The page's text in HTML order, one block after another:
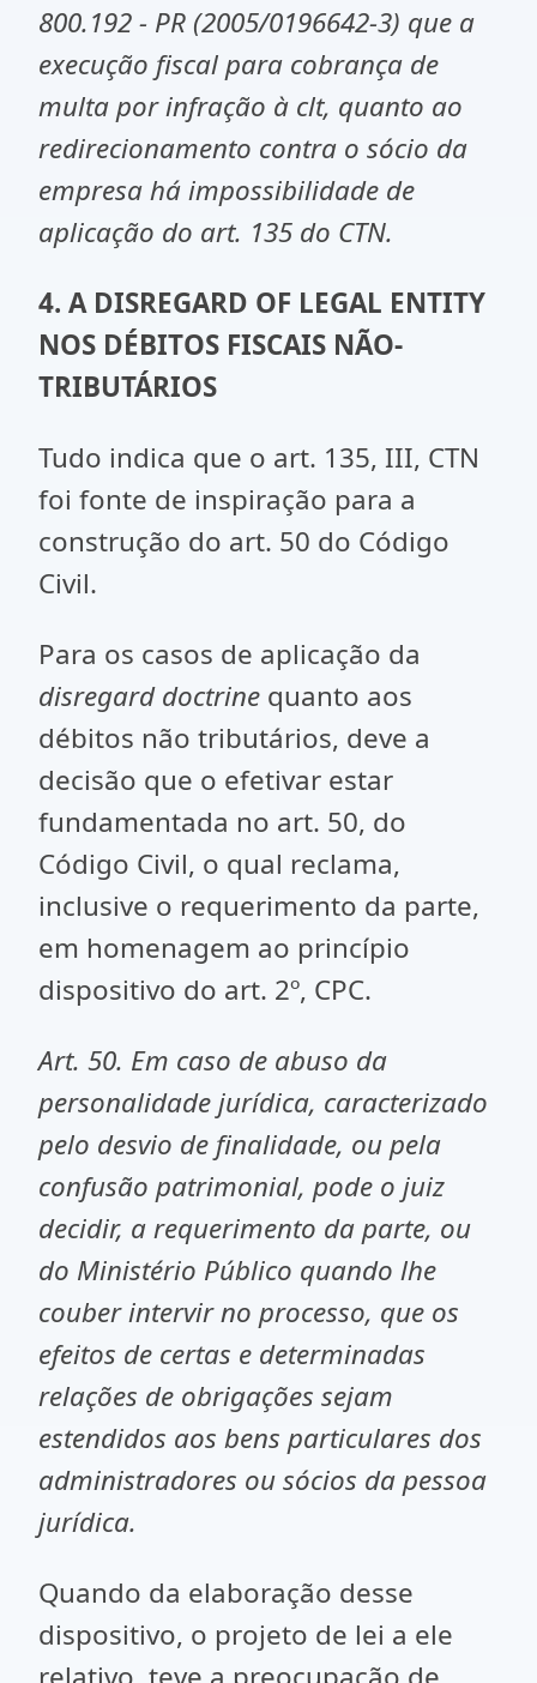
800.192 - PR (2005/0196642-3) que a
execução fiscal para cobrança de
multa por infração à clt, quanto ao
redirecionamento contra o sócio da
empresa há impossibilidade de
aplicação do art. 135 do CTN.
4. ADISREGARD OF LEGAL ENTITY
NOS DÉBITOS FISCAIS NÃO-
TRIBUTÁRIOS
Tudo indica que o art. 135, III, CTN
foi fonte de inspiração para a
construção do art. 50 do Código
Civil.
Para os casos de aplicação da
disregard doctrine quanto aos
débitos não tributários, deve a
decisão que o efetivar estar
fundamentada no art. 50, do
Código Civil, o qual reclama,
inclusive o requerimento da parte,
em homenagem ao princípio
dispositivo do art. 2º, CPC.
Art. 50. Em caso de abuso da
personalidade jurídica, caracterizado
pelo desvio de finalidade, ou pela
confusão patrimonial, pode o juiz
decidir, a requerimento da parte, ou
do Ministério Público quando lhe
couber intervir no processo, que os
efeitos de certas e determinadas
relações de obrigações sejam
estendidos aos bens particulares dos
administradores ou sócios da pessoa
jurídica.
Quando da elaboração desse
dispositivo, o projeto de lei a ele